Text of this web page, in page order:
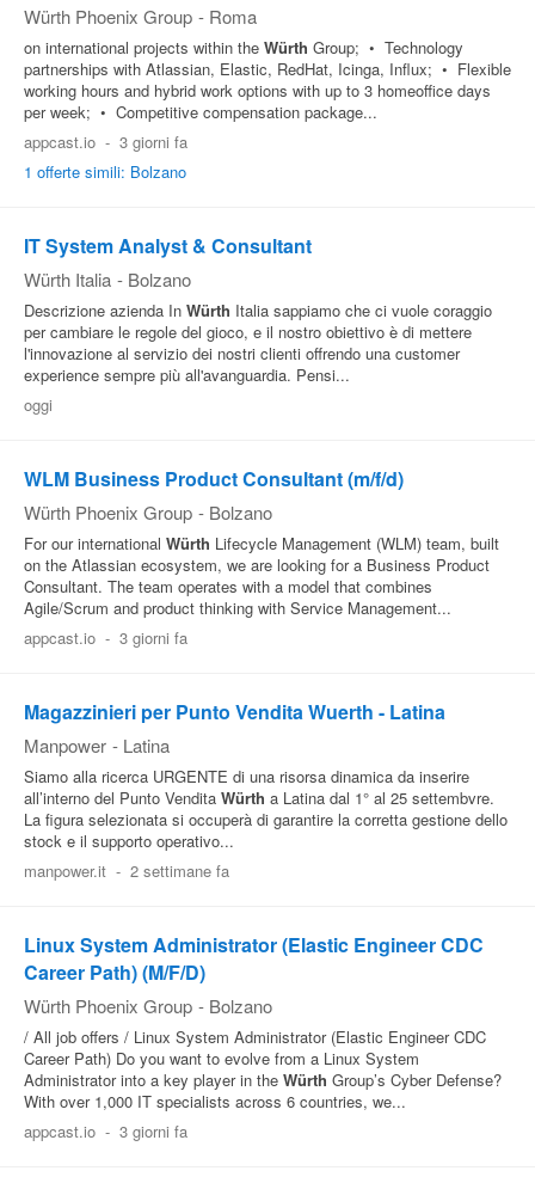
Würth Phoenix Group - Roma
on international projects within the Würth Group; • Technology
partnerships with Atlassian, Elastic, RedHat, Icinga, Influx; • Flexible
working hours and hybrid work options with up to 3 homeoffice days
per week; • Competitive compensation package...
appcast.io - 3 giorni fa
1 offerte simili: Bolzano
IT System Analyst & Consultant
Würth Italia - Bolzano
Descrizione azienda In Würth Italia sappiamo che ci vuole coraggio
per cambiare le regole del gioco, e il nostro obiettivo è di mettere
l'innovazione al servizio dei nostri clienti offrendo una customer
experience sempre più all'avanguardia. Pensi...
oggi
WLM Business Product Consultant (m/f/d)
Würth Phoenix Group - Bolzano
For our international Würth Lifecycle Management (WLM) team, built
on the Atlassian ecosystem, we are looking for a Business Product
Consultant. The team operates with a model that combines
Agile/Scrum and product thinking with Service Management...
appcast.io - 3 giorni fa
Magazzinieri per Punto Vendita Wuerth - Latina
Manpower - Latina
Siamo alla ricerca URGENTE di una risorsa dinamica da inserire
all’interno del Punto Vendita Würth a Latina dal 1° al 25 settembvre.
La figura selezionata si occuperà di garantire la corretta gestione dello
stock e il supporto operativo...
manpower.it - 2 settimane fa
Linux System Administrator (Elastic Engineer CDC
Career Path) (M/F/D)
Würth Phoenix Group - Bolzano
/ All job offers / Linux System Administrator (Elastic Engineer CDC
Career Path) Do you want to evolve from a Linux System
Administrator into a key player in the Würth Group’s Cyber Defense?
With over 1,000 IT specialists across 6 countries, we...
appcast.io - 3 giorni fa